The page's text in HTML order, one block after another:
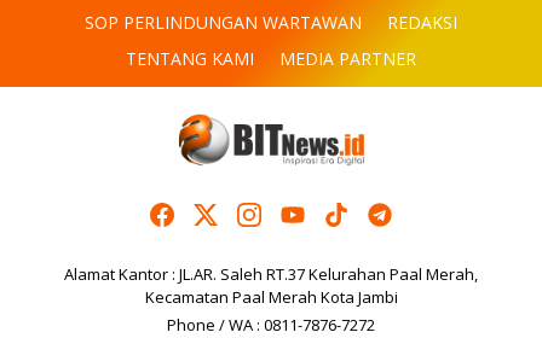
SOP PERLINDUNGAN WARTAWAN
REDAKSI
TENTANG KAMI
MEDIA PARTNER
Alamat Kantor : JL.AR. Saleh RT.37 Kelurahan Paal Merah,
Kecamatan Paal Merah Kota Jambi
Phone / WA : 0811-7876-7272